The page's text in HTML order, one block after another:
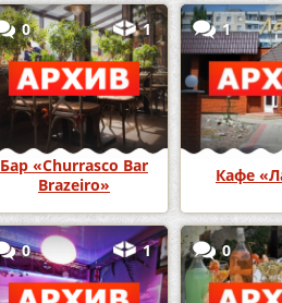
0 1
Бар «Churrasco Bar
Brazeiro»
1
Кафе
0 1 0